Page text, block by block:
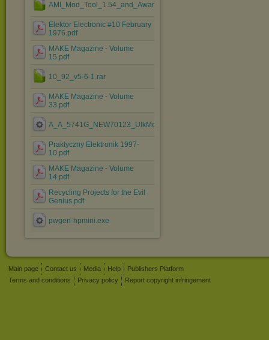
AMI_Mod_Tool_1.54_and_Award_Mod_Tool_1.37.rar
Elektor Electronic #10 February
1976.pdf
MAKE Magazine - Volume
15.pdf
10_92_v5-6-1.rar
MAKE Magazine - Volume
33.pdf
A_A_5741G_NEW70123_UlkMenus_ByCamiloml.exe
Praktyczny Elektronik 1997-
10.pdf
MAKE Magazine - Volume
14.pdf
Recycling Projects for the Evil
Genius.pdf
pwgen-hpmini.exe
Main page Contact us Media Help
Publishers Platform
Terms and conditions
Privacy policy Report copyright infringement